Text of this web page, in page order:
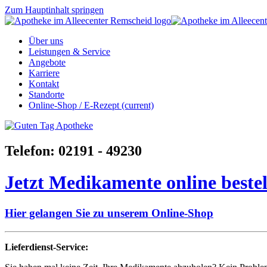
Zum Hauptinhalt springen
Über uns
Leistungen & Service
Angebote
Karriere
Kontakt
Standorte
Online-Shop / E-Rezept (current)
Telefon: 02191 - 49230
Jetzt Medikamente online
Hier gelangen Sie zu unserem Online-Shop
Lieferdienst-Service: